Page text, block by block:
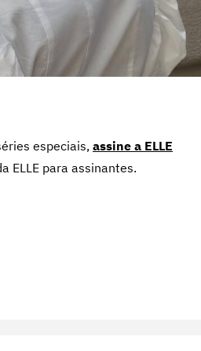
especiais, assine a ELLE
ELLE para assinantes.